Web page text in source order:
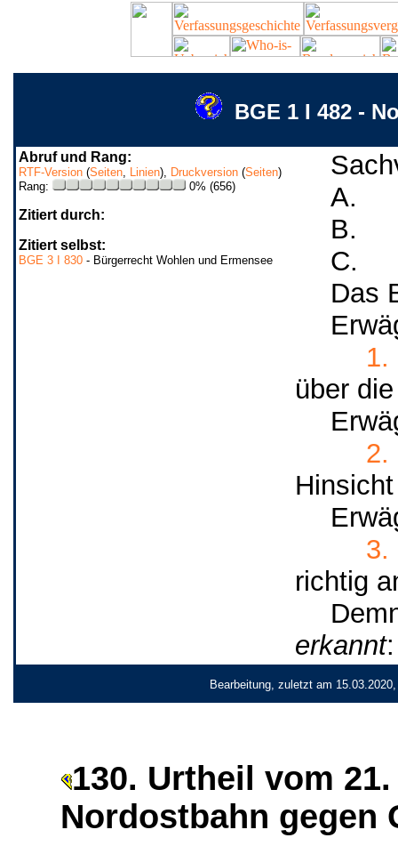
BGE 1 I 482 -
Abruf und Rang:
RTF-Version (Seiten, Linien), Druckversion (Seiten)
Rang:
0% (656)
Zitiert durch:
Zitiert selbst:
BGE 3 I 830 - Bürgerrecht Wohlen und Ermensee
A.
B.
C.
Das
1.
über
2.
3.
richtig
erkannt:
Bearbeitung, zuletzt am
130. Urtheil vom
Nordostbahn gegen